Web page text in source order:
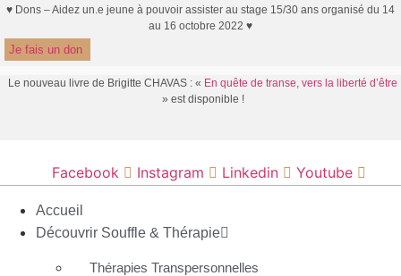
Aller
contenu
♥ Dons – Aidez un.e jeune à pouvoir assister au stage 15/30 ans organisé du 14
au 16 octobre 2022 ♥
Je fais un don
Le nouveau livre de Brigitte CHAVAS : « En quête de transe, vers la liberté d’être
» est disponible !
Facebook Instagram Linkedin Youtube
Accueil
Découvrir Souffle & Thérapie
Thérapies Transpersonnelles